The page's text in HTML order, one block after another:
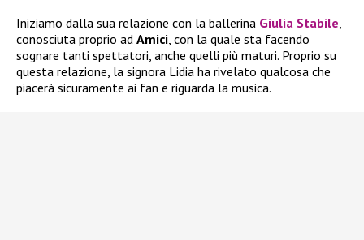
Iniziamo dalla sua relazione con la ballerina Giulia Stabile,
conosciuta proprio ad Amici, con la quale sta facendo
sognare tanti spettatori, anche quelli più maturi. Proprio su
questa relazione, la signora Lidia ha rivelato qualcosa che
piacerà sicuramente ai fan e riguarda la musica.